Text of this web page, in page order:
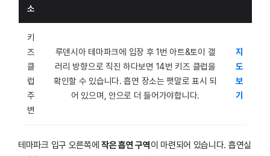
소
키
즈
클
럽
주
변
루덴시아 테마파크에 입장 후 1번 아트&토이 갤
러리 방향으로 직진 하다보면 14번 키즈 클럽을
확인할 수 있습니다. 흡연 장소는 팻말로 표시 되
어 있으며, 안으로 더 들어가야합니다.
지
도
보
기
테마파크 입구 오른쪽에작은 흡연 구역이 마련되어 있습니다. 흡연실